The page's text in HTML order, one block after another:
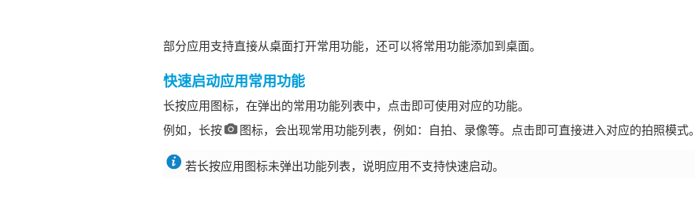
部分应用支持直接从桌面打开常用功能，还可以将常用功能添加到桌面。
快速启动应用常用功能
长按应用图标，在弹出的常用功能列表中，点击即可使用对应的功能。
例如，长按
图标，会出现常用功能列表，例如：自拍、录像等。点击即可直接进入对应的拍照模式。
若长按应用图标未弹出功能列表，说明应用不支持快速启动。